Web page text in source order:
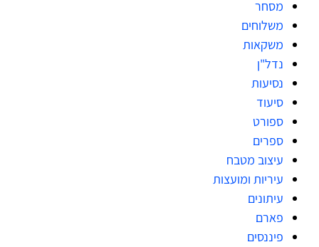
מסחר
משלוחים
משקאות
נדל"ן
נסיעות
סיעוד
ספורט
ספרים
עיצוב מטבח
עיריות ומועצות
עיתונים
פארם
פיננסים